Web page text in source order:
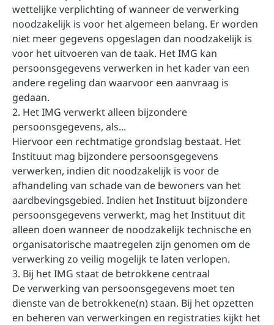
wettelijke verplichting of wanneer de verwerking
noodzakelijk is voor het algemeen belang. Er worden
niet meer gegevens opgeslagen dan noodzakelijk is
voor het uitvoeren van de taak. Het IMG kan
persoonsgegevens verwerken in het kader van een
andere regeling dan waarvoor een aanvraag is
gedaan.
2. Het IMG verwerkt alleen bijzondere
persoonsgegevens, als...
Hiervoor een rechtmatige grondslag bestaat. Het
Instituut mag bijzondere persoonsgegevens
verwerken, indien dit noodzakelijk is voor de
afhandeling van schade van de bewoners van het
aardbevingsgebied. Indien het Instituut bijzondere
persoonsgegevens verwerkt, mag het Instituut dit
alleen doen wanneer de noodzakelijk technische en
organisatorische maatregelen zijn genomen om de
verwerking zo veilig mogelijk te laten verlopen.
3. Bij het IMG staat de betrokkene centraal
De verwerking van persoonsgegevens moet ten
dienste van de betrokkene(n) staan. Bij het opzetten
en beheren van verwerkingen en registraties kijkt het